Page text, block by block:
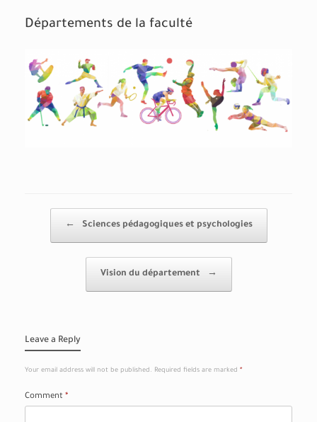
Départements de la faculté
← Sciences pédagogiques et psychologies
Vision du département →
Leave a Reply
Your email address will not be published. Required fields are marked *
Comment *